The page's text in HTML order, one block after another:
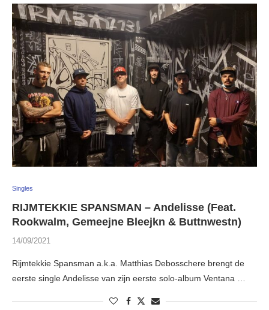
Singles
RIJMTEKKIE SPANSMAN – Andelisse (Feat.
Rookwalm, Gemeejne Bleejkn & Buttnwestn)
14/09/2021
Rijmtekkie Spansman a.k.a. Matthias Debosschere brengt de
eerste single Andelisse van zijn eerste solo-album Ventana …